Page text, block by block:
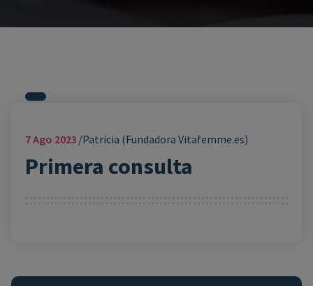
7Ago 2023 Patricia (Fundadora Vitafemme.es)
Primera consulta